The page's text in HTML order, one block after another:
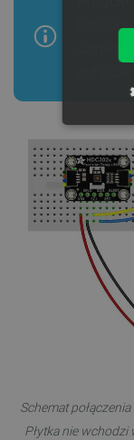
Schemat
Płytka nie wchodzi
Bez